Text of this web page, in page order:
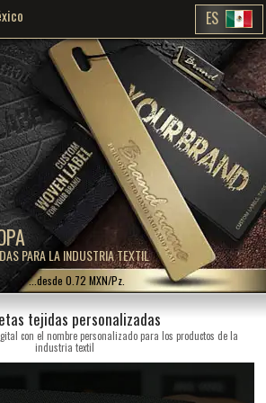
PARA LA INDUSTRIA TEXTIL
ES
...desde 0.72 MXN/Pz.
tejidas personalizadas
con el nombre personalizado para los productos de la
industria textil